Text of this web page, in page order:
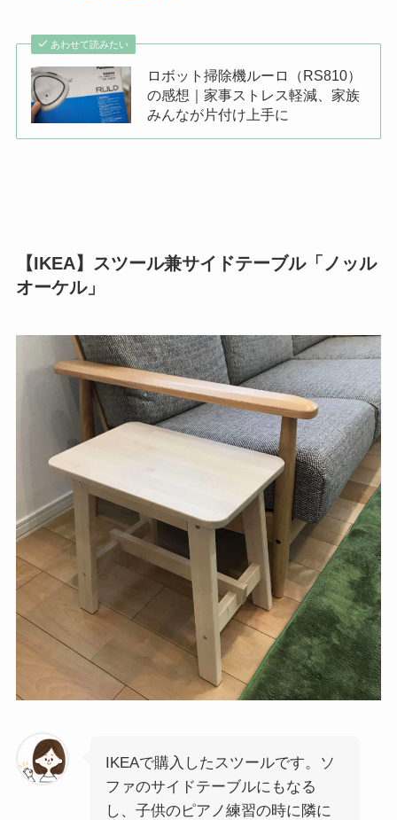
あわせて読みたい
ロボット掃除機ルーロ（RS810）
の感想｜家事ストレス軽減、家族
みんなが片付け上手に
【IKEA】スツール兼サイドテーブル「ノッル
オーケル」
IKEAで購入したスツールです。ソ
ファのサイドテーブルにもなる
し、子供のピアノ練習の時に隣に